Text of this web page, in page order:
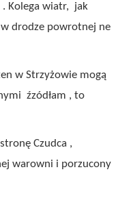
. Kolega wiatr, jak
drodze powrotnej ne
w Strzyżowie mogą
źzódłam , to
Czudca ,
warowni i porzucony